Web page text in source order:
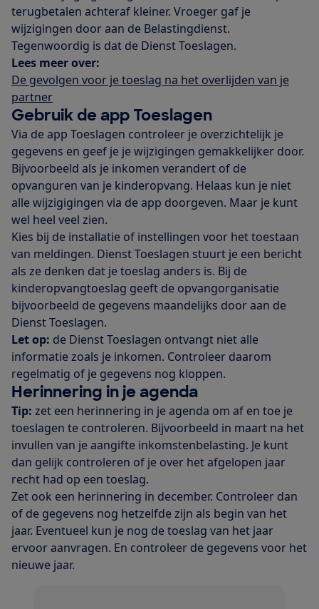
terugbetalen achteraf kleiner. Vroeger gaf je
wijzigingen door aan de Belastingdienst.
Tegenwoordig is dat de Dienst Toeslagen.
Lees meer over:
De gevolgen voor je toeslag na het overlijden van je
partner
Gebruik de app Toeslagen
Via de app Toeslagen controleer je overzichtelijk je
gegevens en geef je je wijzigingen gemakkelijker door.
Bijvoorbeeld als je inkomen verandert of de
opvanguren van je kinderopvang. Helaas kun je niet
alle wijzigigingen via de app doorgeven. Maar je kunt
wel heel veel zien.
Kies bij de installatie of instellingen voor het toestaan
van meldingen. Dienst Toeslagen stuurt je een bericht
als ze denken dat je toeslag anders is. Bij de
kinderopvangtoeslag geeft de opvangorganisatie
bijvoorbeeld de gegevens maandelijks door aan de
Dienst Toeslagen.
Let op: de Dienst Toeslagen ontvangt niet alle
informatie zoals je inkomen. Controleer daarom
regelmatig of je gegevens nog kloppen.
Herinnering in je agenda
Tip: zet een herinnering in je agenda om af en toe je
toeslagen te controleren. Bijvoorbeeld in maart na het
invullen van je aangifte inkomstenbelasting. Je kunt
dan gelijk controleren of je over het afgelopen jaar
recht had op een toeslag.
Zet ook een herinnering in december. Controleer dan
of de gegevens nog hetzelfde zijn als begin van het
jaar. Eventueel kun je nog de toeslag van het jaar
ervoor aanvragen. En controleer de gegevens voor het
nieuwe jaar.